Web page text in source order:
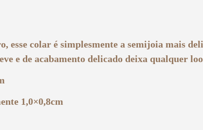
esse colar é simplesmente a semijoia mais
e de acabamento delicado deixa qualquer
1,0×0,8cm